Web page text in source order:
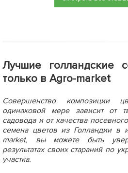
Лучшие голландские
только в Agro-market
Совершенство композиции
одинаковой мере зависит от
садовода и от качества
семена цветов из Голландии в
market, вы можете быть
результатах своих стараний по
участка.